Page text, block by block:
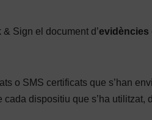
& Sign el document d’evidències
o SMS certificats que s’han
dispositiu que s’ha utilitzat,